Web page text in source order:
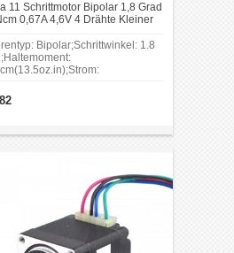
mit Step/Dir-Signalen
Einsatzgebieten
11 Schrittmotor Bipolar 1,8 Grad
0,67A 4,6V 4 Drähte Kleiner
Bipolar;Schrittwinkel: 1.8
28 x 28mm;Körper
44.5mm;Schaftdurchmesser:
15mm.